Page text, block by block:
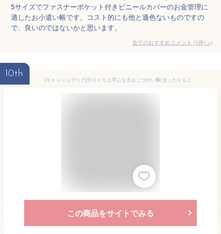
5サイズでファスナーポケット付きビニールカバーのお金管理に
適したお小遣い帳です。コスト的にも他と遜色ないものですの
で、良いのではないかと思います。
全てのおすすめコメント (1件) >
10th
[キャッシュブック]やりくり上手になるおこづかい帳/まったりもこ
この商品をサイトでみる